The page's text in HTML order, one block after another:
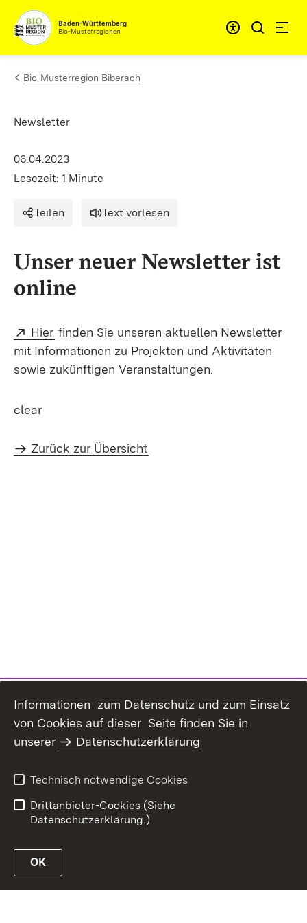
Zum Inhalt springen
Baden-Württemberg
Bio-Musterregionen
Bio-Musterregion Biberach
Newsletter
06.04.2023
Lesezeit: 1 Minute
Teilen Text vorlesen
Unser neuer Newsletter ist
online
Extern:
Hier (Öffnet in neuem Fenster)
finden Sie unseren aktuellen Newsletter
mit Informationen zu Projekten und Aktivitäten
sowie zukünftigen Veranstaltungen.
clear
Zurück zur Übersicht
Informationen zum Datenschutz und zum Einsatz
von Cookies auf dieser Seite finden Sie in
unserer
Datenschutzerklärung
Technisch notwendige Cookies
Drittanbieter-Cookies (Siehe
Datenschutzerklärung.)
OK